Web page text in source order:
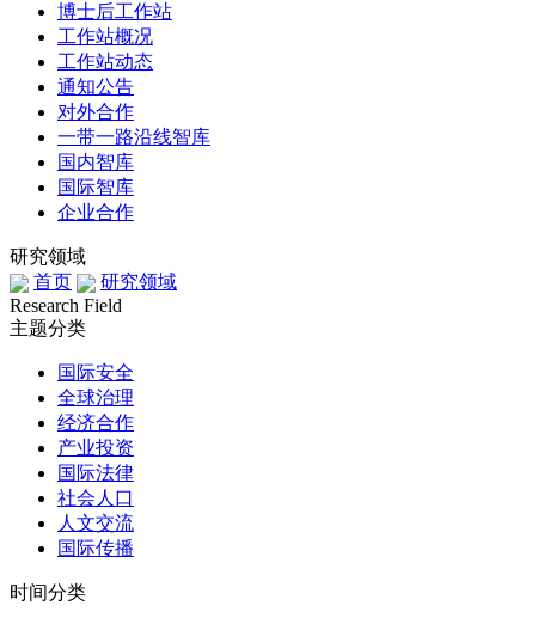
博士后工作站
工作站概况
工作站动态
通知公告
对外合作
一带一路沿线智库
国内智库
国际智库
企业合作
研究领域
首页
研究领域
Research Field
主题分类
国际安全
全球治理
经济合作
产业投资
国际法律
社会人口
人文交流
国际传播
时间分类